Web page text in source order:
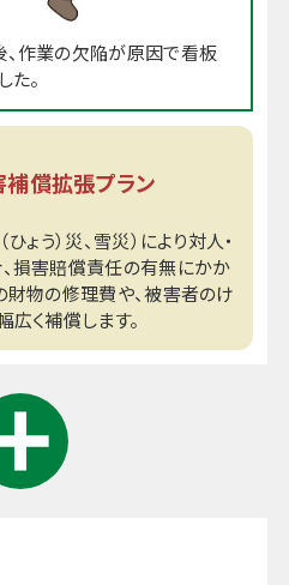
作業の欠陥が原因で看板
。
償拡張プラン
ょう）災、雪災）により対人・
損害賠償責任の有無にかか
財物の修理費や、被害者のけ
く補償します。